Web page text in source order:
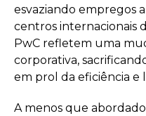
esvaziando empregos
centros internacionais
PwC refletem uma
corporativa,
em prol da eficiência e
A menos que